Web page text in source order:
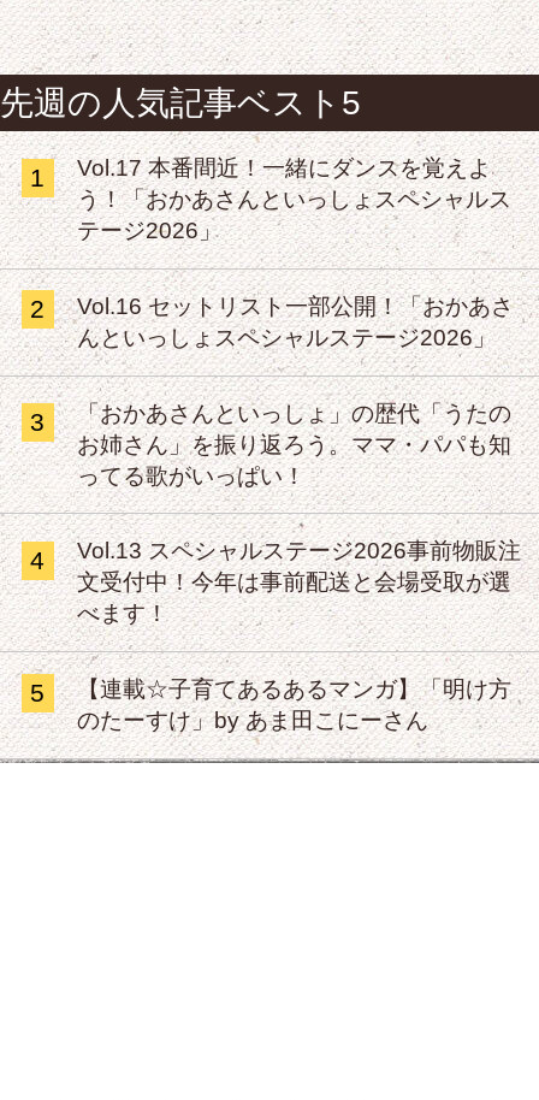
先週の人気記事ベスト5
1
Vol.17 本番間近！一緒にダンスを覚えよ
う！「おかあさんといっしょスペシャルス
テージ2026」
2
Vol.16 セットリスト一部公開！「おかあさ
んといっしょスペシャルステージ2026」
3
「おかあさんといっしょ」の歴代「うたの
お姉さん」を振り返ろう。ママ・パパも知
ってる歌がいっぱい！
4
Vol.13 スペシャルステージ2026事前物販注
文受付中！今年は事前配送と会場受取が選
べます！
5
【連載☆子育てあるあるマンガ】「明け方
のたーすけ」by あま田こにーさん